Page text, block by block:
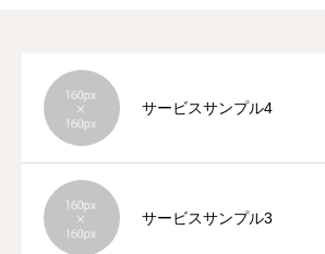
サービスサンプル4
サービスサンプル3
お問い合わせ
プライバシーポリシー